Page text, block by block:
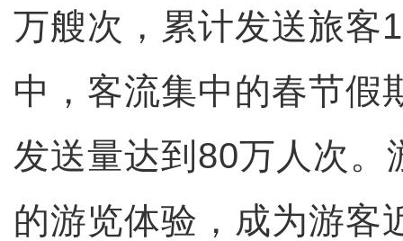
万艘次，累计发送旅客
中，客流集中的春节假
发送量达到80万人次。
的游览体验，成为游客